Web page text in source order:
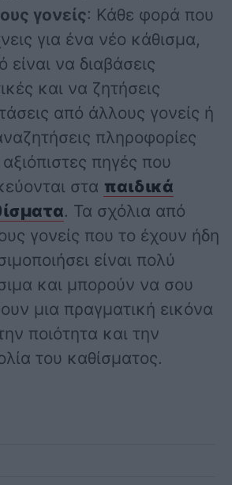
γονείς: Κάθε φορά που
για ένα νέο κάθισμα,
είναι να διαβάσεις
και να ζητήσεις
από άλλους γονείς ή
πληροφορίες
πηγές που
στα παιδικά
. Τα σχόλια από
γονείς που το έχουν ήδη
είναι πολύ
και μπορούν να σου
μια πραγματική εικόνα
ποιότητα και την
του καθίσματος.